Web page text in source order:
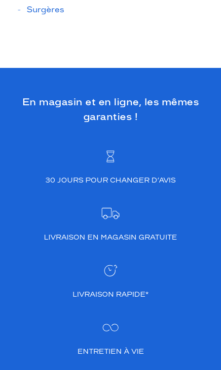
Surgères
En magasin et en ligne, les mêmes
garanties !
30 JOURS POUR CHANGER D’AVIS
LIVRAISON EN MAGASIN GRATUITE
LIVRAISON RAPIDE*
ENTRETIEN À VIE